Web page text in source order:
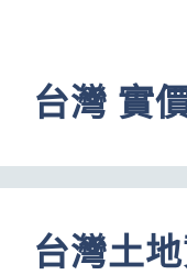
台灣 實
台灣土